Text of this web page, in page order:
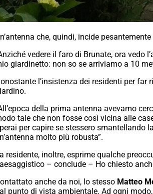
che, quindi, incide
vedere il faro di Brunate, ora vedo
giardinetto: non so se arriviamo a 10
l’insistenza dei residenti per
della prima antenna avevamo
tale che non fosse così vicina alle
per capire se stessero smantellando
molto più robusta”.
residente, inoltre, esprime qualche
– conclude – Ho chiesto
anche da noi, lo stesso Matteo
punto di vista ambientale. Ad ogni